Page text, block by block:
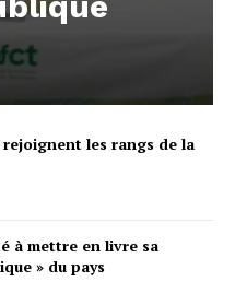
les rangs de la
à mettre en livre sa
» du pays